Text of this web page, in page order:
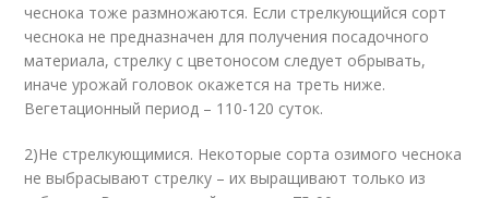
чеснока тоже размножаются. Если стрелкующийся сорт
чеснока не предназначен для получения посадочного
материала, стрелку с цветоносом следует обрывать,
иначе урожай головок окажется на треть ниже.
Вегетационный период – 110-120 суток.
2)Не стрелкующимися. Некоторые сорта озимого чеснока
не выбрасывают стрелку – их выращивают только из